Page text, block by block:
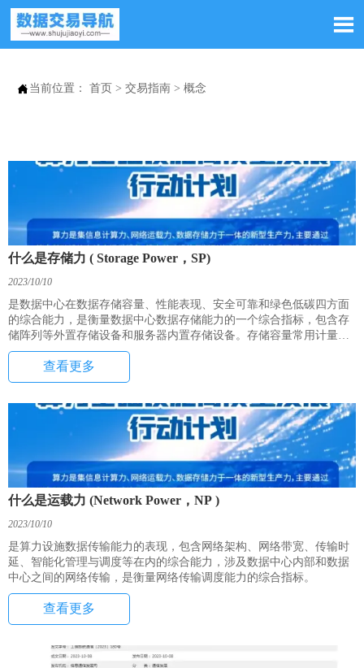

 当前位置： 首页 > 交易指南 > 概念
什么是存储力 ( Storage Power，SP)
2023/10/10
是数据中心在数据存储容量、性能表现、安全可靠和绿色低碳四方面
的综合能力，是衡量数据中心数据存储能力的一个综合指标，包含存
储阵列等外置存储设备和服务器内置存储设备。存储容量常用计量单
位是艾字节 (EB，1EB=2^60bytes )性能表现常用计量单位是单位容量
的每秒读写次数 (IOPS/TB，Input/Output Operations Per Second/TB)，
灾备比例是安全可靠的一个重要表现。
查看更多
什么是运载力 (Network Power，NP )
2023/10/10
是算力设施数据传输能力的表现，包含网络架构、网络带宽、传输时
延、智能化管理与调度等在内的综合能力，涉及数据中心内部和数据
中心之间的网络传输，是衡量网络传输调度能力的综合指标。
查看更多